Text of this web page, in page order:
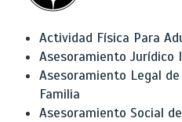
Actividad Física Para
Asesoramiento Jurídico
Asesoramiento Legal
Familia
Asesoramiento Social